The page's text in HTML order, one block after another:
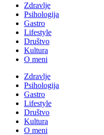
Zdravlje
Psihologija
Gastro
Lifestyle
Društvo
Kultura
O meni
Zdravlje
Psihologija
Gastro
Lifestyle
Društvo
Kultura
O meni